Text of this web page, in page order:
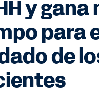
y gana
para
de